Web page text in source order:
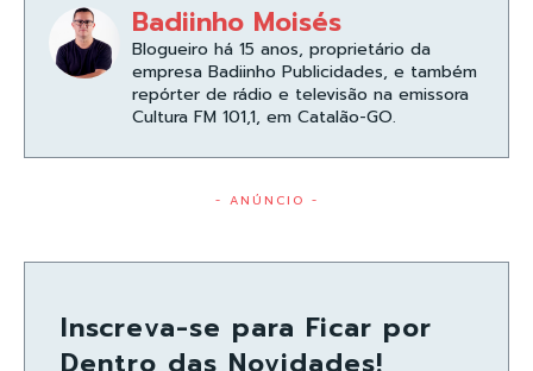
Badiinho Moisés
Blogueiro há 15 anos, proprietário da
empresa Badiinho Publicidades, e também
repórter de rádio e televisão na emissora
Cultura FM 101,1, em Catalão-GO.
- ANÚNCIO -
Inscreva-se para Ficar por
Dentro das Novidades!